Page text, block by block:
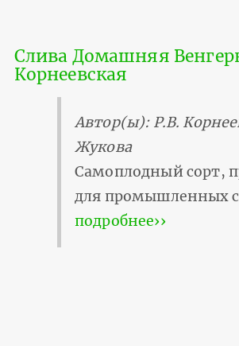
Слива Домашняя
Корнеевская
Автор(ы): Р.В.
Жукова
Самоплодный сорт,
для промышленных
подробнее››